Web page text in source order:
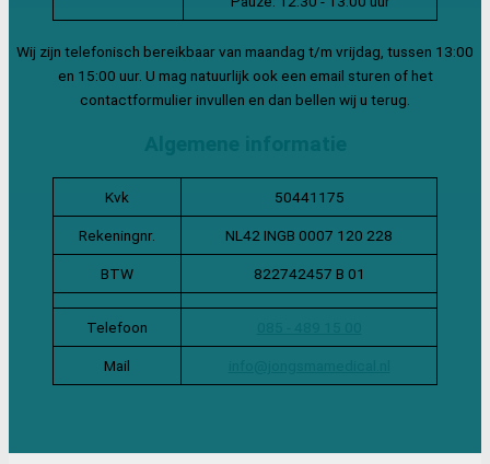
Wij zijn telefonisch bereikbaar van maandag t/m vrijdag, tussen 13:00
en 15:00 uur. U mag natuurlijk ook een email sturen of het
contactformulier invullen en dan bellen wij u terug.
Kvk 50441175
Rekeningnr. NL42 INGB 0007 120 228
BTW 822742457 B 01
Telefoon
Mail